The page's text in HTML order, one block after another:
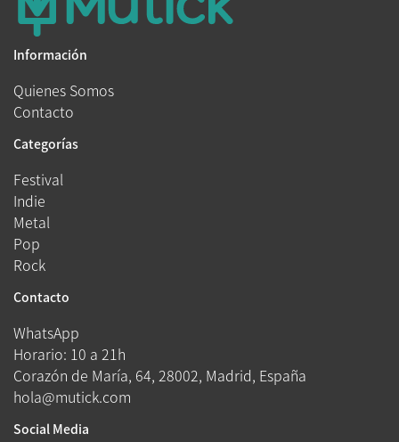
Información
Quienes Somos
Contacto
Categorías
Festival
Indie
Metal
Pop
Rock
Contacto
WhatsApp
Horario: 10 a 21h
Corazón de María, 64, 28002, Madrid, España
hola@mutick.com
Social Media